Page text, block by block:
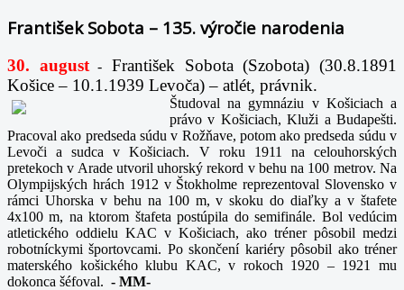
František Sobota – 135. výročie narodenia
30. august-
František Sobota (Szobota) (30.8.1891
Košice – 10.1.1939 Levoča) – atlét, právnik.
Študoval na gymnáziu v Košiciach a
právo v Košiciach, Kluži a Budapešti.
Pracoval ako predseda súdu v Rožňave, potom ako predseda súdu v
Levoči a sudca v Košiciach. V roku 1911 na celouhorských
pretekoch v Arade utvoril uhorský rekord v behu na 100 metrov. Na
Olympijských hrách 1912 v Štokholme reprezentoval Slovensko v
rámci Uhorska v behu na 100 m, v skoku do diaľky a v štafete
4x100 m, na ktorom štafeta postúpila do semifinále. Bol vedúcim
atletického oddielu KAC v Košiciach, ako tréner pôsobil medzi
robotníckymi športovcami. Po skončení kariéry pôsobil ako tréner
materského košického klubu KAC, v rokoch 1920 – 1921 mu
dokonca šéfoval. - MM-